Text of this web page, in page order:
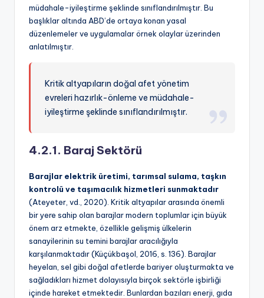
müdahale-iyileştirme şeklinde sınıflandırılmıştır. Bu
başlıklar altında ABD’de ortaya konan yasal
düzenlemeler ve uygulamalar örnek olaylar üzerinden
anlatılmıştır.
Kritik altyapıların doğal afet yönetim
evreleri hazırlık-önleme ve müdahale-
iyileştirme şeklinde sınıflandırılmıştır.
4.2.1. Baraj Sektörü
Barajlar elektrik üretimi, tarımsal sulama, taşkın
kontrolü ve taşımacılık hizmetleri sunmaktadır
(Ateyeter, vd., 2020). Kritik altyapılar arasında önemli
bir yere sahip olan barajlar modern toplumlar için büyük
önem arz etmekte, özellikle gelişmiş ülkelerin
sanayilerinin su temini barajlar aracılığıyla
karşılanmaktadır (Küçükbaşol, 2016, s. 136). Barajlar
heyelan, sel gibi doğal afetlerde bariyer oluşturmakta ve
sağladıkları hizmet dolayısıyla birçok sektörle işbirliği
içinde hareket etmektedir. Bunlardan bazıları enerji, gıda